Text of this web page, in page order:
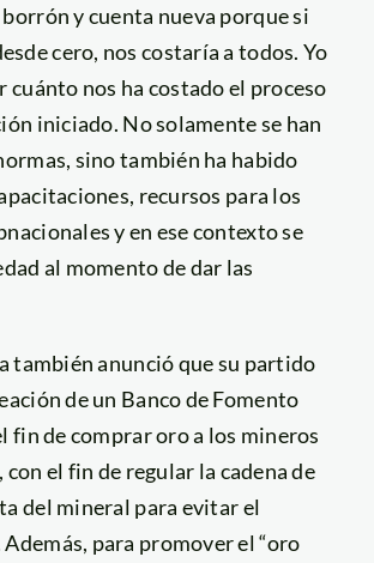
borrón y cuenta nueva porque si
cero, nos costaría a todos. Yo
cuánto nos ha costado el proceso
iniciado. No solamente se han
sino también ha habido
recursos para los
y en ese contexto se
al momento de dar las
también anunció que su partido
de un Banco de Fomento
fin de comprar oro a los mineros
el fin de regular la cadena de
del mineral para evitar el
para promover el “oro